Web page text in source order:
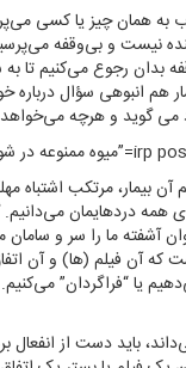
همان چیز یا کسی
نیست و بی‌وقفه
بدان رجوع می‌کنیم تا
هم انبوهی سؤال
می گوید و هرچه
آن بیمار، مرتکب اشتباه
همه دردهایمان
ما را سر و سامان
که آن فیلم (ها) و آن
یا “فراگردان”
باید دست از